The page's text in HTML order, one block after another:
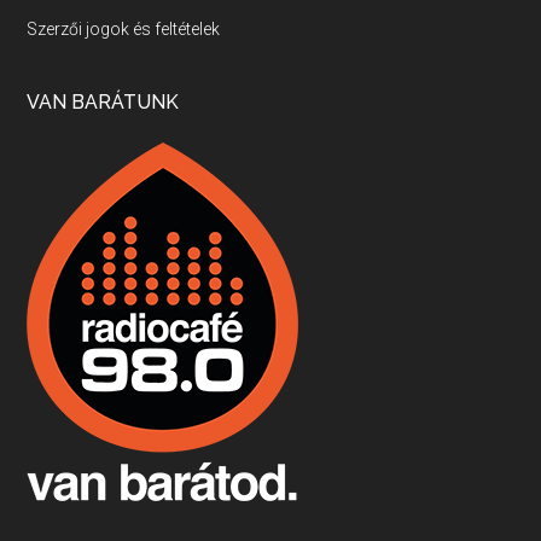
Villány, kékfrankos, Jackfall
Apr 17, 2026 • 00:35:38
Boston, teadélután, bab és homár
Apr 9, 2026 • 00:37:17
Fermentáljunk, a testünk meghálálja!
Apr 3, 2026 • 00:36:07
Szerzői jogok és feltételek
VAN BARÁTUNK